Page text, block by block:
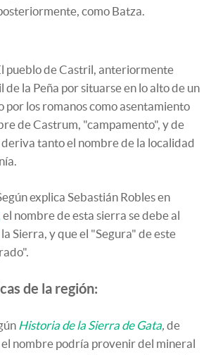
como Batza.
pueblo de Castril, anteriormente
la Peña por situarse en lo alto de un
por los romanos como asentamiento
de Castrum, "campamento", y de
tanto el nombre de la localidad
explica Sebastián Robles en
el nombre de esta sierra se debe al
Sierra, y que el "Segura" de este
de la región:
Historia de la Sierra de Gata de
nombre podría provenir del mineral